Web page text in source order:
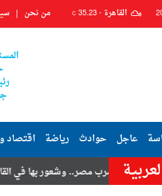
القاهرة -35.23
C من نحن
عاجل حوادث رياضة اقتصاد
وشعور بها في القاهرة وعدة